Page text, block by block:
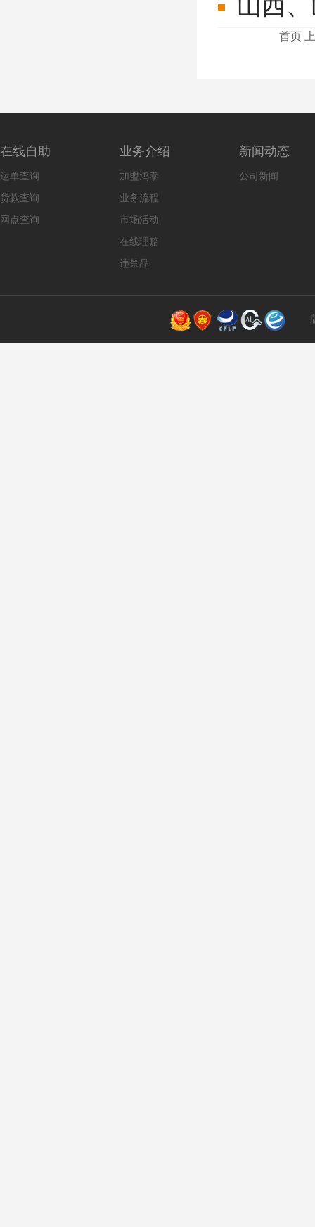
山西
首页
在线自助
运单查询
货款查询
网点查询
业务介绍
加盟鸿泰
业务流程
市场活动
在线理赔
违禁品
新闻动态
公司新闻